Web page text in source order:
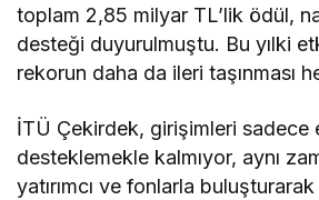
toplam 2,85 milyar TL’lik ödül,
desteği duyurulmuştu. Bu yılki
rekorun daha da ileri taşınması
İTÜ Çekirdek, girişimleri sadece
desteklemekle kalmıyor, aynı
yatırımcı ve fonlarla